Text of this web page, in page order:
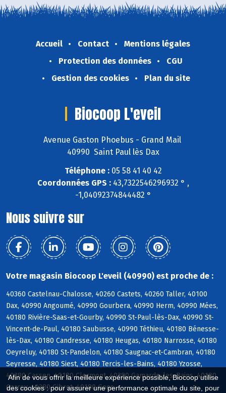
Afin de vous offrir la meilleure expérience possible, Biocoop utilise
des cookies : pour assurer une performance optimale du site, pour
Accueil Contact
Mentions légales
Protection des données
CGU
Gestion des cookies
Plan du site
Biocoop L'eveil
Avenue Gaston Phoebus - Grand Mail
40990 Saint Paul lès Dax
Téléphone :05 58 41 40 42
Coordonnées GPS :43,7322546296932 ° ,
-1,04092374844482 °
Nous suivre sur
Votre magasin Biocoop L'eveil (40990) est proche de :
40360 Castelnau-Chalosse, 40260 Castets, 40260 Taller, 40100
Dax, 40990 Angoumé, 40990 Gourbera, 40990 Herm, 40990 Mées,
40180 Rivière-Saas-et-Gourby, 40990 St-Paul-lès-Dax, 40990 St-
Vincent-de-Paul, 40180 Saubusse, 40990 Téthieu, 40180 Bénesse-
lès-Dax, 40180 Candresse, 40180 Heugas, 40180 Narrosse, 40180
Oeyreluy, 40180 St-Pandelon, 40180 Saugnac-et-Cambran, 40180
Seyresse, 40180 Siest, 40180 Tercis-les-Bains, 40180 Yzosse,
40380 Cassen, 40180 Clermont, 40380 Gamarde-les-Bains, 40180
Garrey, 40380 Gibret, 40180 Goos